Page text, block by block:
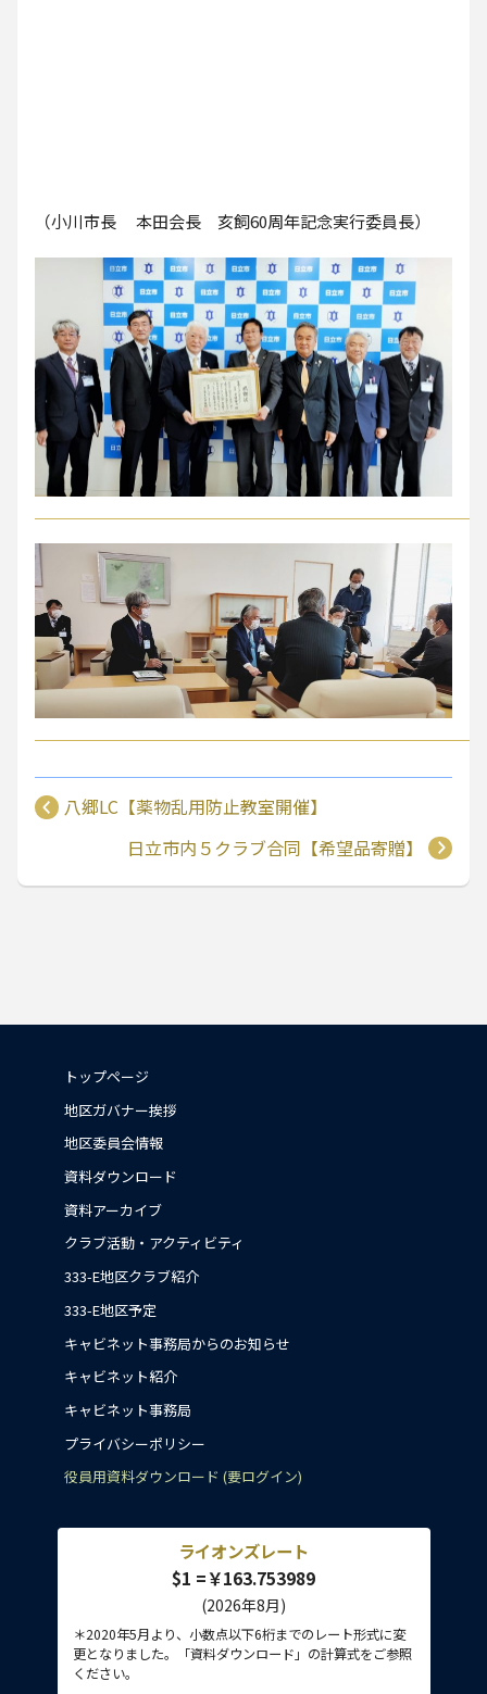
（小川市長 本田会長 亥飼60周年記念実行委員長）
八郷LC【薬物乱用防止教室開催】
日立市内５クラブ合同【希望品寄贈】
トップページ
地区ガバナー挨拶
地区委員会情報
資料ダウンロード
資料アーカイブ
クラブ活動・アクティビティ
333-E地区クラブ紹介
333-E地区予定
キャビネット事務局からのお知らせ
キャビネット紹介
キャビネット事務局
プライバシーポリシー
役員用資料ダウンロード (要ログイン)
ライオンズレート
$1 =￥163.753989
(2026年8月)
＊2020年5月より、小数点以下6桁までのレート形式に変
更となりました。「資料ダウンロード」の計算式をご参照
ください。